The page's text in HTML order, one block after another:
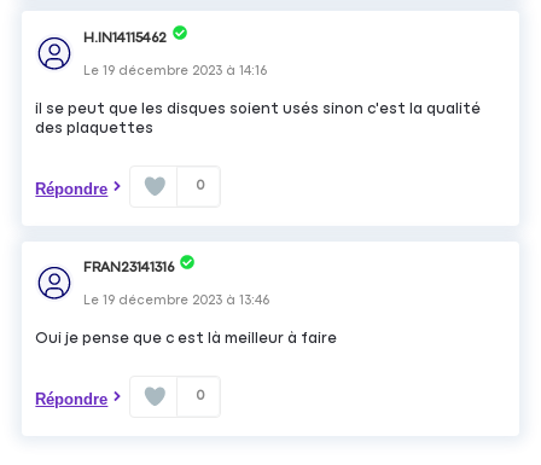
H.IN14115462
Le19 décembre 2023 à14:16
il se peut que les disques soient usés sinon c'est la qualité
des plaquettes
Répondre 0
FRAN23141316
Le19 décembre 2023 à13:46
Oui je pense que c est là meilleur à faire
Répondre 0